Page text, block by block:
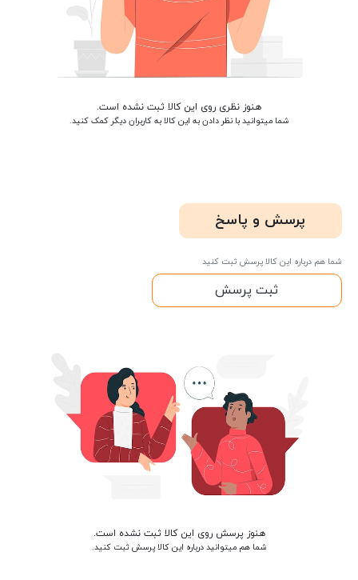
هنوز نظری روی این کالا ثبت نشده است.
شما میتوانید با نظر دادن به این کالا به کاربران دیگر کمک کنید.
پرسش و پاسخ
شما هم درباره این کالا پرسش ثبت کنید
ثبت پرسش
هنوز پرسش روی این کالا ثبت نشده است.
شما هم میتوانید درباره این کالا پرسش ثبت کنید.